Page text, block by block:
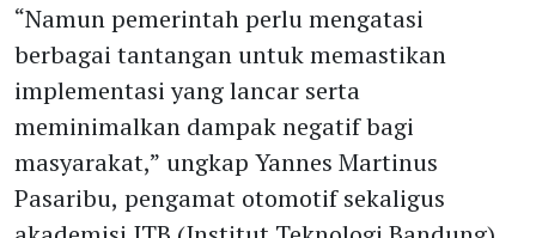
“Namun pemerintah perlu mengatasi
berbagai tantangan untuk memastikan
implementasi yang lancar serta
meminimalkan dampak negatif bagi
masyarakat,” ungkap Yannes Martinus
Pasaribu, pengamat otomotif sekaligus